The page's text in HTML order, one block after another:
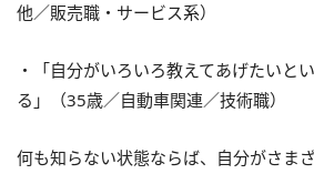
他／販売職・サービス系）
・「自分がいろいろ教えてあげたいと
る」（35歳／自動車関連／技術職）
何も知らない状態ならば、自分がさま